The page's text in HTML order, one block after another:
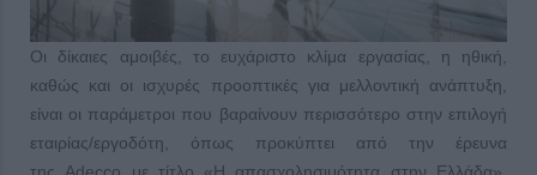
Οι δίκαιες αμοιβές, το ευχάριστο κλίμα εργασίας, η ηθική,
καθώς και οι ισχυρές προοπτικές για μελλοντική ανάπτυξη,
είναι οι παράμετροι που βαραίνουν περισσότερο στην επιλογή
εταιρίας/εργοδότη, όπως προκύπτει από την έρευνα
της Adecco με τίτλο «Η απασχολησιμότητα στην Ελλάδα».